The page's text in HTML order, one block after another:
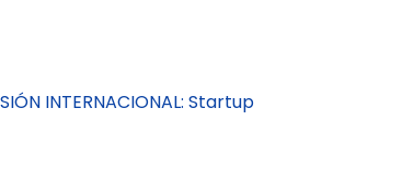
INTERNACIONAL: Startup